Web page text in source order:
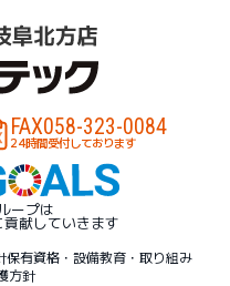
FAX058-323-0084
24時間受付しております
ープは
献していきます
保有資格・設備教育・取り組み
方針